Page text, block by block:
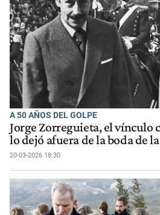
A 50 AÑOS DEL GOLPE
Jorge Zorreguieta, el vínculo
lo dejó afuera de la boda de
20-03-2026 18:30